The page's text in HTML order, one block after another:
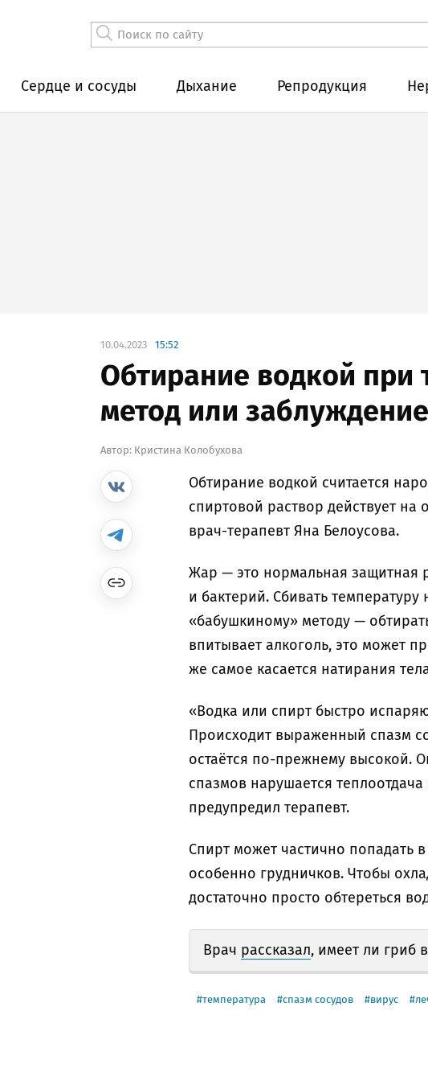
Сердце и сосуды Дыхание Репродукция
10.04.2023 15:52
Обтирание водкой при
метод или заблуждение
Автор: Кристина Колобухова
Обтирание водкой считается
спиртовой раствор действует на
врач-терапевт Яна Белоусова.
Жар — это нормальная защитная
и бактерий. Сбивать
«бабушкиному» методу —
впитывает алкоголь, это может
же самое касается натирания
«Водка или спирт быстро
Происходит выраженный спазм
остаётся по-прежнему высокой.
спазмов нарушается
предупредил терапевт.
Спирт может частично попадать
особенно грудничков. Чтобы
достаточно просто обтереться
Врач рассказал, имеет ли гриб
температура спазм сосудов вирус